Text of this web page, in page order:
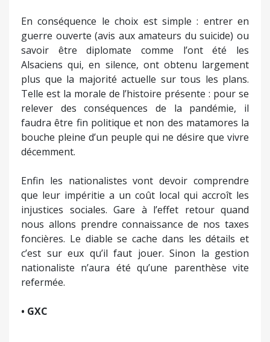
En conséquence le choix est simple : entrer en
guerre ouverte (avis aux amateurs du suicide) ou
savoir être diplomate comme l’ont été les
Alsaciens qui, en silence, ont obtenu largement
plus que la majorité actuelle sur tous les plans.
Telle est la morale de l’histoire présente : pour se
relever des conséquences de la pandémie, il
faudra être fin politique et non des matamores la
bouche pleine d’un peuple qui ne désire que vivre
décemment.
Enfin les nationalistes vont devoir comprendre
que leur impéritie a un coût local qui accroît les
injustices sociales. Gare à l’effet retour quand
nous allons prendre connaissance de nos taxes
foncières. Le diable se cache dans les détails et
c’est sur eux qu’il faut jouer. Sinon la gestion
nationaliste n’aura été qu’une parenthèse vite
refermée.
• GXC